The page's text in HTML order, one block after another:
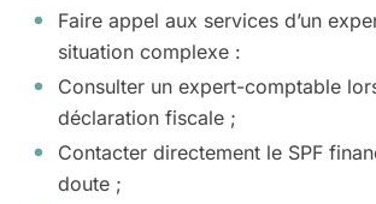
Faire appel aux services d’un
situation complexe :
Consulter un expert-comptable
déclaration fiscale ;
Contacter directement le SPF
doute ;